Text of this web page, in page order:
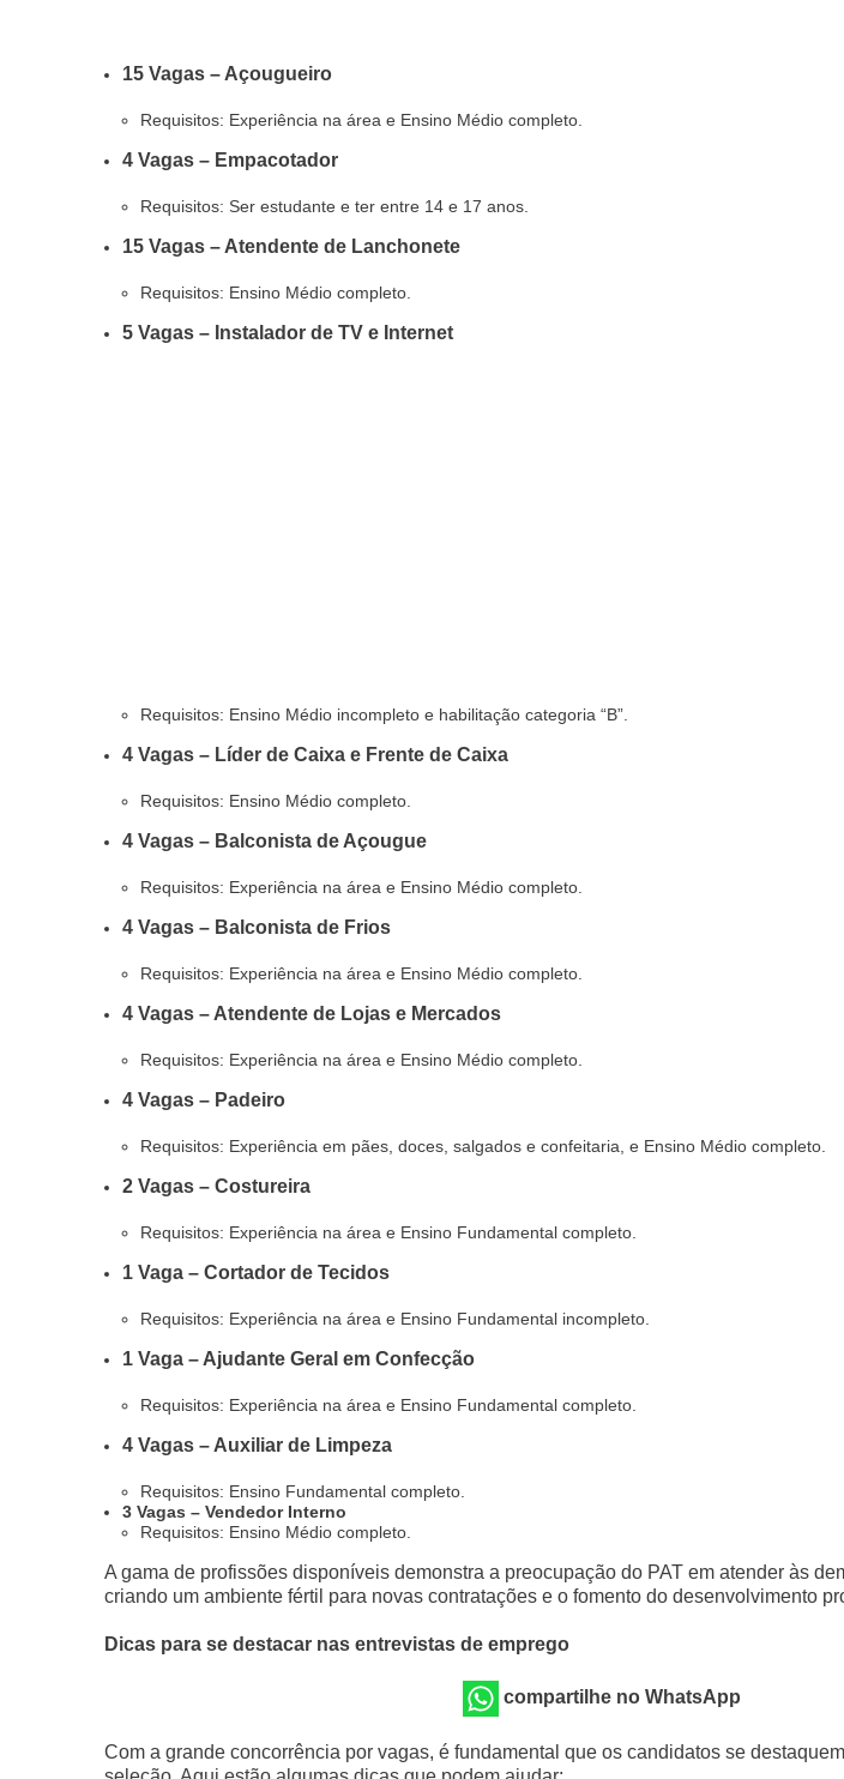
15 Vagas – Açougueiro
Requisitos: Experiência na área e Ensino Médio completo.
4 Vagas – Empacotador
Requisitos: Ser estudante e ter entre 14 e 17 anos.
15 Vagas – Atendente de Lanchonete
Requisitos: Ensino Médio completo.
5 Vagas – Instalador de TV e Internet
Requisitos: Ensino Médio incompleto e habilitação categoria “B”.
4 Vagas – Líder de Caixa e Frente de Caixa
Requisitos: Ensino Médio completo.
4 Vagas – Balconista de Açougue
Requisitos: Experiência na área e Ensino Médio completo.
4 Vagas – Balconista de Frios
Requisitos: Experiência na área e Ensino Médio completo.
4 Vagas – Atendente de Lojas e Mercados
Requisitos: Experiência na área e Ensino Médio completo.
4 Vagas – Padeiro
Requisitos: Experiência em pães, doces, salgados e confeitaria, e Ensino Médio completo.
2 Vagas – Costureira
Requisitos: Experiência na área e Ensino Fundamental completo.
1 Vaga – Cortador de Tecidos
Requisitos: Experiência na área e Ensino Fundamental incompleto.
1 Vaga – Ajudante Geral em Confecção
Requisitos: Experiência na área e Ensino Fundamental completo.
4 Vagas – Auxiliar de Limpeza
Requisitos: Ensino Fundamental completo.
3 Vagas – Vendedor Interno
Requisitos: Ensino Médio completo.
A gama de profissões disponíveis demonstra a preocupação do PAT em atender às
criando um ambiente fértil para novas contratações e o fomento do desenvolvimento
Dicas para se destacar nas entrevistas de emprego
compartilhe no WhatsApp
Com a grande concorrência por vagas, é fundamental que os candidatos se